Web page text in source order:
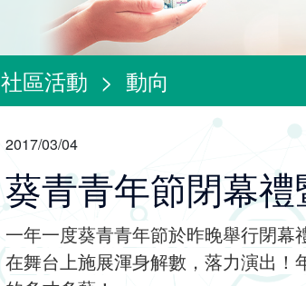
社區活動 > 動向
2017/03/04
葵青青年節閉幕
一年一度葵青青年節於昨晚舉行閉
在舞台上施展渾身解數，落力演出